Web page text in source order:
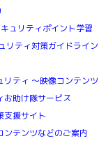
ュリティポイント学習
ティ対策ガイドライン
ティ ～映像コンテン
助け隊サービス
援サイト
テンツなどのご案内